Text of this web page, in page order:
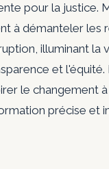
pour la justice.
à démanteler les
illuminant la
et
le changement
précise et